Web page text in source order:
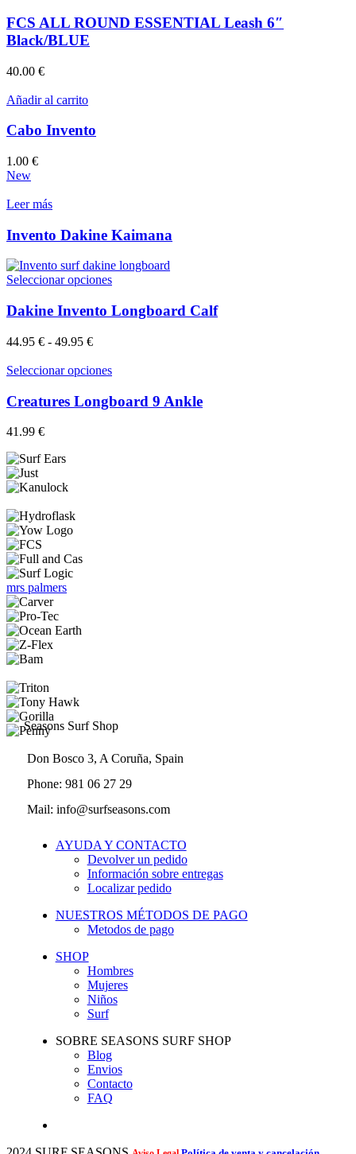
39.95 €.38.95 €.
FCS ALL ROUND ESSENTIAL Leash 6″
Black/BLUE
40.00 €
Añadir al carrito
Cabo Invento
1.00 €
New
Leer más
Invento Dakine Kaimana
Seleccionar opcionesEste
tiene
múltiples
opciones
se
pueden
elegir
Dakine Invento Longboard Calf
44.95 € - 49.95 €Rango
precios:
44.95 €
hasta
Seleccionar opcionesEste
tiene
múltiples
Creatures Longboard 9 Ankle
41.99 €
mrs palmers
Seasons Surf Shop
Don Bosco 3, A Coruña, Spain
Phone: 981 06 27 29
Mail: info@surfseasons.com
AYUDA Y CONTACTO
Devolver un pedido
Información sobre entregas
Localizar pedido
NUESTROS MÉTODOS DE PAGO
Metodos de pago
SHOP
Hombres
Mujeres
Niños
Surf
SOBRE SEASONS SURF SHOP
Blog
Envios
Contacto
FAQ